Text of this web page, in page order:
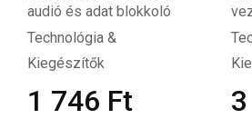
audió és adat blokkoló
Technológia &
Kiegészítők
1 746 Ft